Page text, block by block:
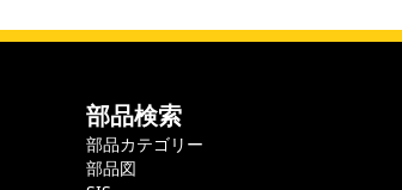
部品検索
部品カテゴリー
部品図